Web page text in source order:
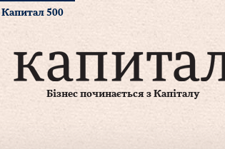
Капитал 500
Бізнес починається з Капіталу